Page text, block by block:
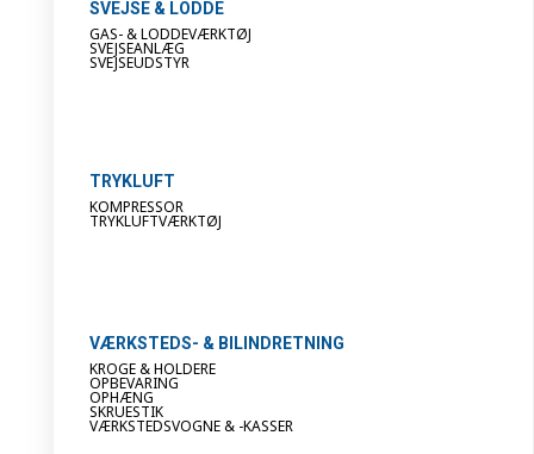
SVEJSE & LODDE
GAS- & LODDEVÆRKTØJ
SVEJSEANLÆG
SVEJSEUDSTYR
TRYKLUFT
KOMPRESSOR
TRYKLUFTVÆRKTØJ
VÆRKSTEDS- & BILINDRETNING
KROGE & HOLDERE
OPBEVARING
OPHÆNG
SKRUESTIK
VÆRKSTEDSVOGNE & -KASSER